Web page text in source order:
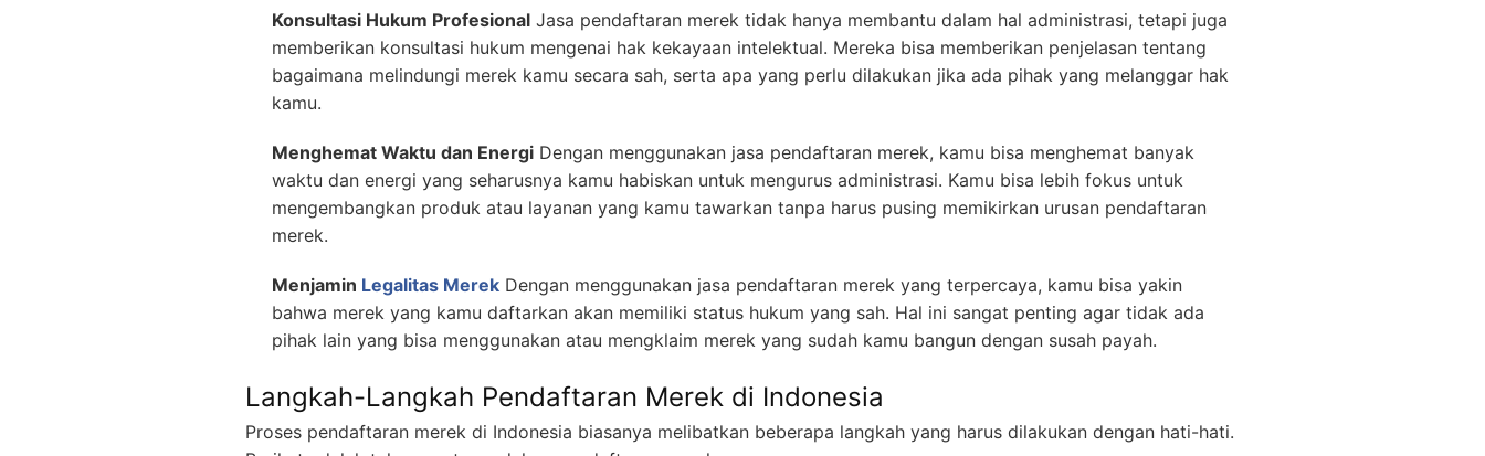
Konsultasi Hukum Profesional Jasa pendaftaran merek tidak hanya membantu dalam hal administrasi, tetapi juga
memberikan konsultasi hukum mengenai hak kekayaan intelektual. Mereka bisa memberikan penjelasan tentang
bagaimana melindungi merek kamu secara sah, serta apa yang perlu dilakukan jika ada pihak yang melanggar hak
kamu.
Menghemat Waktu dan Energi Dengan menggunakan jasa pendaftaran merek, kamu bisa menghemat banyak
waktu dan energi yang seharusnya kamu habiskan untuk mengurus administrasi. Kamu bisa lebih fokus untuk
mengembangkan produk atau layanan yang kamu tawarkan tanpa harus pusing memikirkan urusan pendaftaran
merek.
Menjamin Legalitas Merek Dengan menggunakan jasa pendaftaran merek yang terpercaya, kamu bisa yakin
bahwa merek yang kamu daftarkan akan memiliki status hukum yang sah. Hal ini sangat penting agar tidak ada
pihak lain yang bisa menggunakan atau mengklaim merek yang sudah kamu bangun dengan susah payah.
Langkah-Langkah Pendaftaran Merek di Indonesia
Proses pendaftaran merek di Indonesia biasanya melibatkan beberapa langkah yang harus dilakukan dengan hati-hati.